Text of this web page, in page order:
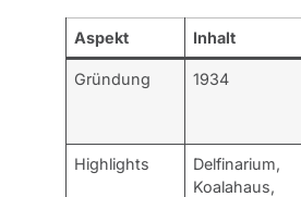
Aspekt Inhalt
Gründung 1934
Highlights
Delfinarium,
Koalahaus,